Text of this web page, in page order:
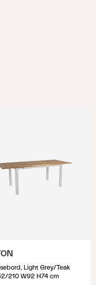
Light Grey/Teak
210 W92 H74 cm